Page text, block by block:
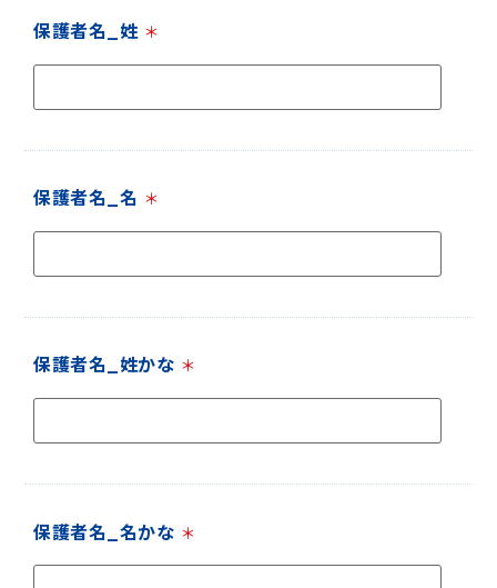
保護者名_姓 ＊
保護者名_名 ＊
保護者名_姓かな ＊
保護者名_名かな ＊